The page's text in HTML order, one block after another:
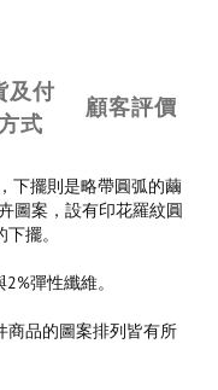
及付
式
顧客評價
下擺則是略帶圓弧的繭
圖案，設有印花羅紋圓
擺。
彈性纖維。
商品的圖案排列皆有所